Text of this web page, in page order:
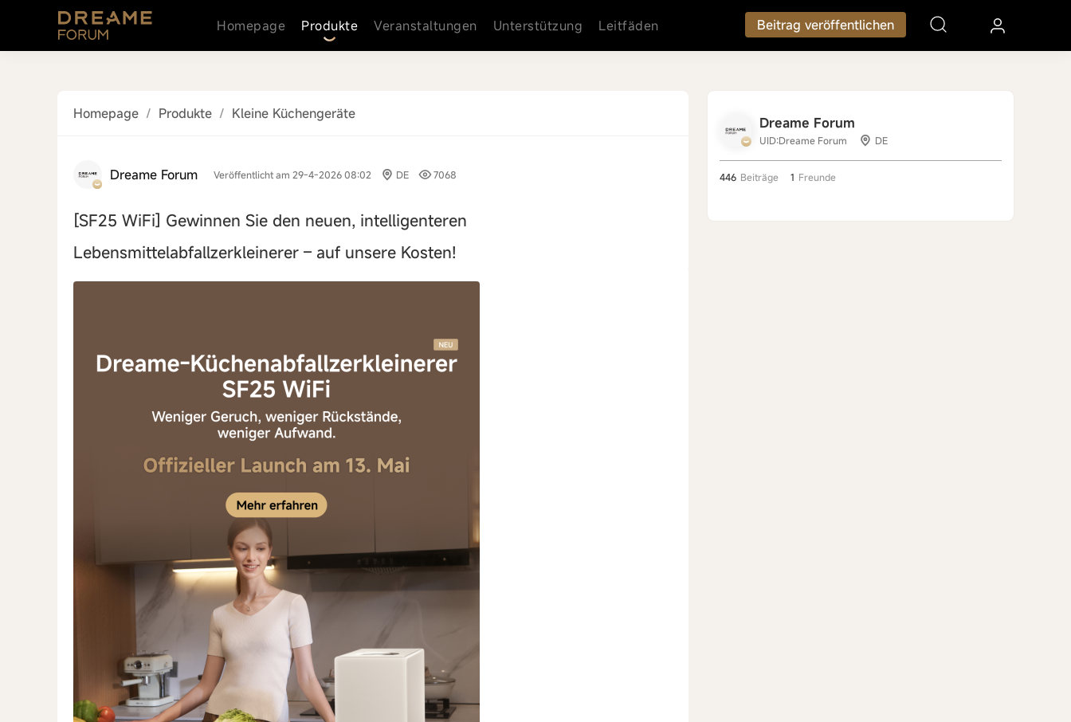
Homepage Produkte Veranstaltungen Unterstützung Leitfäden Beitrag veröffentlichen
Homepage / Produkte / Kleine Küchengeräte
Dreame Forum Veröffentlicht am 29-4-2026 08:02 DE 7068
[SF25 WiFi] Gewinnen Sie den neuen, intelligenteren
Lebensmittelabfallzerkleinerer – auf unsere Kosten!
Dreame Forum
UID:Dreame Forum DE
446 Beiträge 1 Freunde